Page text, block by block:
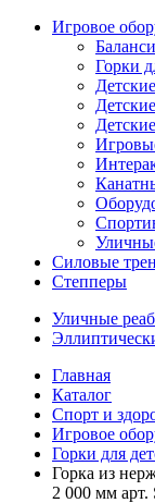
Игровое
Горки
Силовые
Степперы
Уличные
Главная
Каталог
Спорт и
Игровое
Горки для
Горка из
2 000 мм арт.